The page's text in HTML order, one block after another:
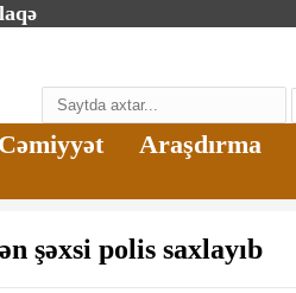
Cəmiyyət Araşdırma
şəxsi polis saxlayıb